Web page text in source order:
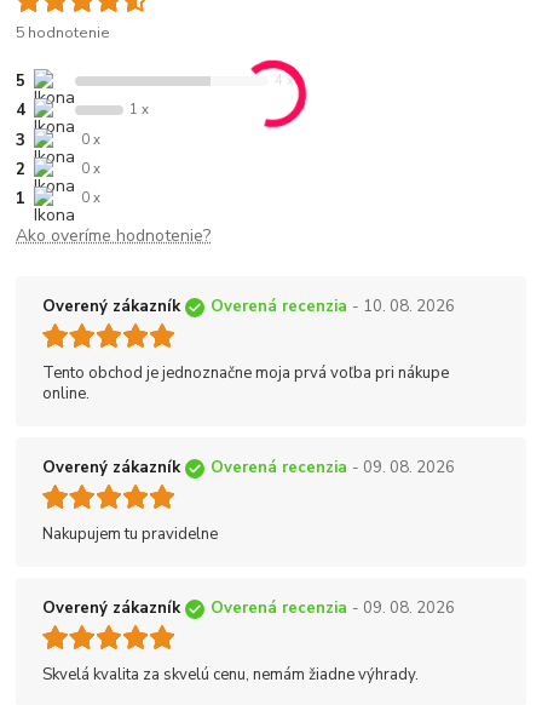
5 hodnotenie
5 4 x
4 1 x
3 0 x
2 0 x
1 0 x
Ako overíme hodnotenie?
Overený zákazník Overená recenzia - 10. 08. 2026
Tento obchod je jednoznačne moja prvá voľba pri nákupe
online.
Overený zákazník Overená recenzia - 09. 08. 2026
Nakupujem tu pravidelne
Overený zákazník Overená recenzia - 09. 08. 2026
Skvelá kvalita za skvelú cenu, nemám žiadne výhrady.